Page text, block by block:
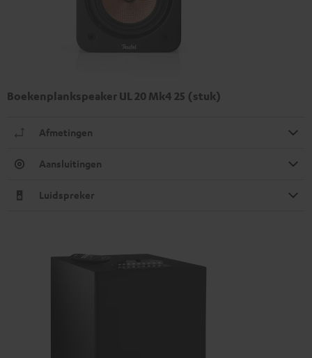
Boekenplankspeaker UL 20 Mk4 25 (stuk)
Afmetingen
Aansluitingen
Luidspreker